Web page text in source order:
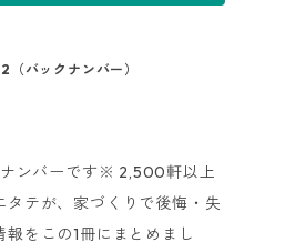
バックナンバー）
ンバーです※ 2,500軒以上
テが、家づくりで後悔・失
をこの1冊にまとめまし